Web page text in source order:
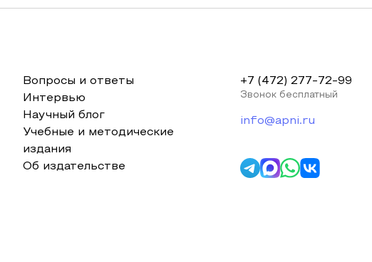
Вопросы и ответы
Интервью
Научный блог
Учебные и методические
издания
Об издательстве
+7 (472) 277-72-99
Звонок бесплатный
info@apni.ru